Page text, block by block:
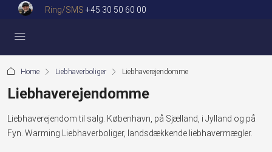
Ring/SMS +45 30 50 60 00
Home Liebhaverboliger Liebhaverejendomme
Liebhaverejendomme
Liebhaverejendom til salg. København, på Sjælland, i Jylland og på
Fyn. Warming Liebhaverboliger, landsdækkende liebhavermægler.